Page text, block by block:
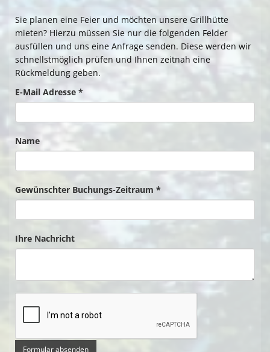
Spielstätten
Unser Verein
Rasen-Sportplatz
SVL FAN SHOP
Vermietung
Sie planen eine Feier und möchten unsere Grillhütte
mieten? Hierzu müssen Sie nur die folgenden Felder
ausfüllen und uns eine Anfrage senden. Diese werden wir
schnellstmöglich prüfen und Ihnen zeitnah eine
Rückmeldung geben.
E-Mail Adresse *
Name
Gewünschter Buchungs-Zeitraum *
Ihre Nachricht